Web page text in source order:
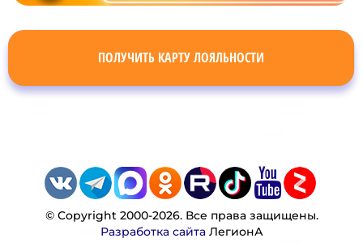
ПОЛУЧИТЬ КАРТУ ЛОЯЛЬНОСТИ
© Copyright 2000-2026. Все права защищены.
Разработка сайтаЛегионА